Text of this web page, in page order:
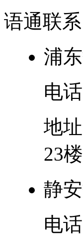
语通联系
浦
电话
地址
23
静
电话